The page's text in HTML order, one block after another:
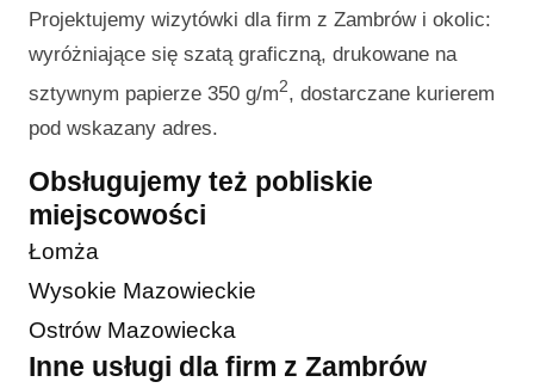
Projektujemy wizytówki dla firm z Zambrów i okolic:
wyróżniające się szatą graficzną, drukowane na
sztywnym papierze 350 g/m2, dostarczane kurierem
pod wskazany adres.
Obsługujemy też pobliskie
miejscowości
Łomża
Wysokie Mazowieckie
Ostrów Mazowiecka
Inne usługi dla firm z Zambrów